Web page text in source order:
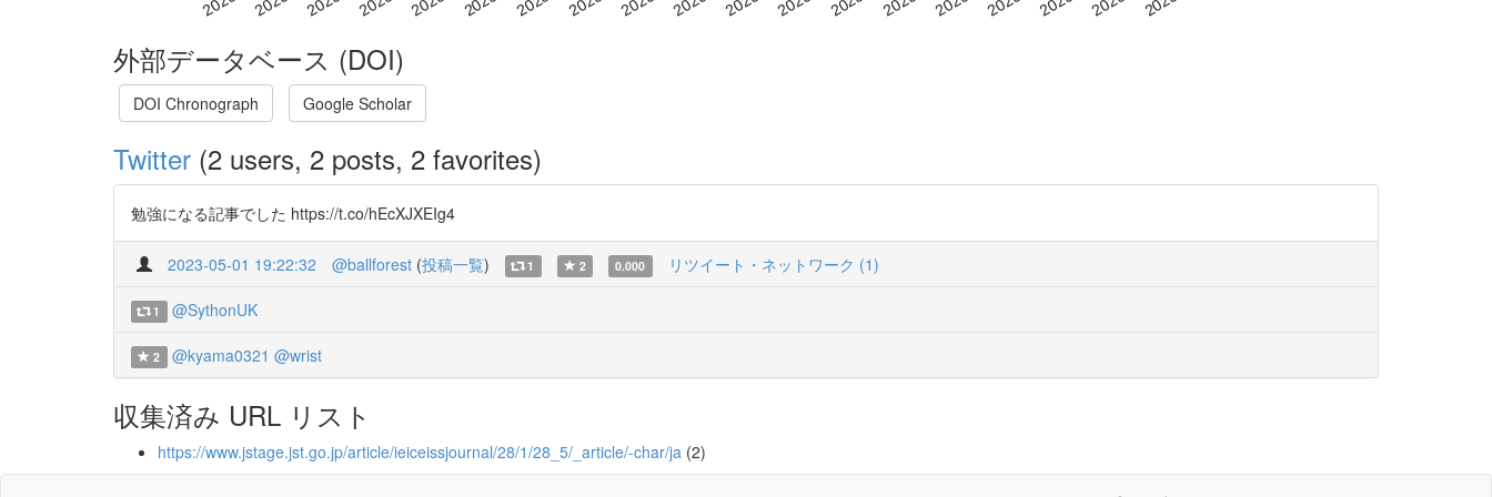
外部データベース (DOI)
DOI Chronograph Google Scholar
Twitter (2 users, 2 posts, 2 favorites)
勉強になる記事でした https://t.co/hEcXJXEIg4
2023-05-01 19:22:32 @ballforest (投稿一覧) 1 2 0.000 リツイート・ネットワーク (1)
1 @SythonUK
2 @kyama0321 @wrist
収集済み URL リスト
https://www.jstage.jst.go.jp/article/ieiceissjournal/28/1/28_5/_article/-char/ja (2)